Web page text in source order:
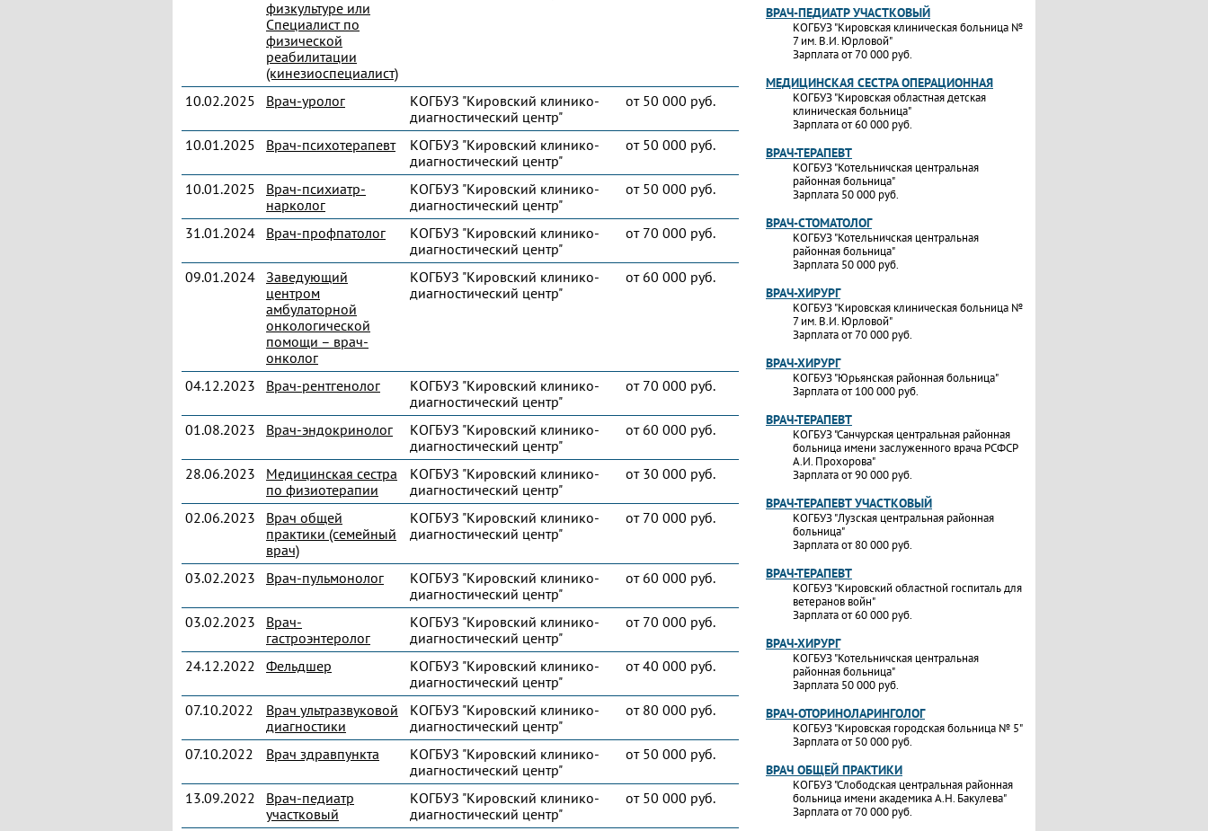
физкультуре или
Специалист по
физической
реабилитации
(кинезиоспециалист)
10.02.2025 Врач-уролог
КОГБУЗ "Кировский клинико-
диагностический центр"
от 50 000 руб.
10.01.2025 Врач-психотерапевт
КОГБУЗ "Кировский клинико-
диагностический центр"
от 50 000 руб.
10.01.2025
Врач-психиатр-
нарколог
КОГБУЗ "Кировский клинико-
диагностический центр"
от 50 000 руб.
31.01.2024 Врач-профпатолог
КОГБУЗ "Кировский клинико-
диагностический центр"
от 70 000 руб.
09.01.2024 Заведующий
центром
амбулаторной
онкологической
помощи – врач-
онколог
КОГБУЗ "Кировский клинико-
диагностический центр"
от 60 000 руб.
04.12.2023 Врач-рентгенолог
КОГБУЗ "Кировский клинико-
диагностический центр"
от 70 000 руб.
01.08.2023 Врач-эндокринолог
КОГБУЗ "Кировский клинико-
диагностический центр"
от 60 000 руб.
28.06.2023
Медицинская сестра
по физиотерапии
КОГБУЗ "Кировский клинико-
диагностический центр"
от 30 000 руб.
02.06.2023
Врач общей
практики (семейный
врач)
КОГБУЗ "Кировский клинико-
диагностический центр"
от 70 000 руб.
03.02.2023 Врач-пульмонолог
КОГБУЗ "Кировский клинико-
диагностический центр"
от 60 000 руб.
03.02.2023
Врач-
гастроэнтеролог
КОГБУЗ "Кировский клинико-
диагностический центр"
от 70 000 руб.
24.12.2022 Фельдшер
КОГБУЗ "Кировский клинико-
диагностический центр"
от 40 000 руб.
07.10.2022
Врач ультразвуковой
диагностики
КОГБУЗ "Кировский клинико-
диагностический центр"
от 80 000 руб.
07.10.2022 Врач здравпункта
КОГБУЗ "Кировский клинико-
диагностический центр"
от 50 000 руб.
13.09.2022
Врач-педиатр
участковый
КОГБУЗ "Кировский клинико-
диагностический центр"
от 50 000 руб.
ВРАЧ-ПЕДИАТР УЧАСТКОВЫЙ
КОГБУЗ "Кировская клиническая больница №
7 им. В.И. Юрловой"
Зарплата от 70 000 руб.
МЕДИЦИНСКАЯ СЕСТРА ОПЕРАЦИОННАЯ
КОГБУЗ "Кировская областная детская
клиническая больница"
Зарплата от 60 000 руб.
ВРАЧ-ТЕРАПЕВТ
КОГБУЗ "Котельничская центральная
районная больница"
Зарплата 50 000 руб.
ВРАЧ-СТОМАТОЛОГ
КОГБУЗ "Котельничская центральная
районная больница"
Зарплата 50 000 руб.
ВРАЧ-ХИРУРГ
КОГБУЗ "Кировская клиническая больница №
7 им. В.И. Юрловой"
Зарплата от 70 000 руб.
ВРАЧ-ХИРУРГ
КОГБУЗ "Юрьянская районная больница"
Зарплата от 100 000 руб.
ВРАЧ-ТЕРАПЕВТ
КОГБУЗ "Санчурская центральная районная
больница имени заслуженного врача РСФСР
А.И. Прохорова"
Зарплата от 90 000 руб.
ВРАЧ-ТЕРАПЕВТ УЧАСТКОВЫЙ
КОГБУЗ "Лузская центральная районная
больница"
Зарплата от 80 000 руб.
ВРАЧ-ТЕРАПЕВТ
КОГБУЗ "Кировский областной госпиталь для
ветеранов войн"
Зарплата от 60 000 руб.
ВРАЧ-ХИРУРГ
КОГБУЗ "Котельничская центральная
районная больница"
Зарплата 50 000 руб.
ВРАЧ-ОТОРИНОЛАРИНГОЛОГ
КОГБУЗ "Кировская городская больница № 5"
Зарплата от 50 000 руб.
ВРАЧ ОБЩЕЙ ПРАКТИКИ
КОГБУЗ "Слободская центральная районная
больница имени академика А.Н. Бакулева"
Зарплата от 70 000 руб.